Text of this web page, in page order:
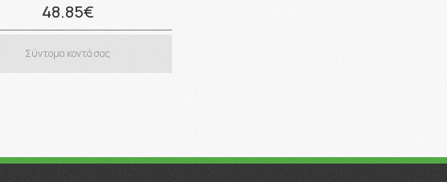
48.85€
Σύντομα κοντά σας